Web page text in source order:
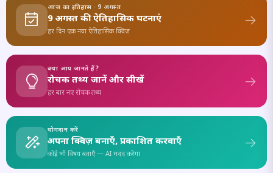
आज का इतिहास · 9 अगस्त
9 अगस्त की ऐतिहासिक घटनाएं
हर दिन एक नया ऐतिहासिक क्विज़
क्या आप जानते हैं?
रोचक तथ्य जानें और सीखें
हर बार नए रोचक तथ्य
योगदान करें
अपना क्विज़ बनाएँ, प्रकाशित करवाएँ
कोई भी विषय बताएँ — AI मदद करेगा